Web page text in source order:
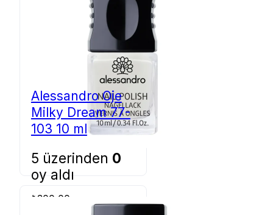
Alessandro Oje
Milky Dream 77-
103 10 ml
5 üzerinden 0
oy aldı
₺ 300,00